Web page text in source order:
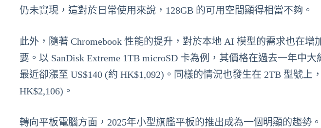
仍未實現，這對於日常使用來說，128GB 的可用空間顯得相當不夠。
此外，隨著 Chromebook 性能的提升，對於本地 AI 模型的需求也在
要。以 SanDisk Extreme 1TB microSD 卡為例，其價格在過去一年中大
最近卻漲至 US$140 (約 HK$1,092)。同樣的情況也發生在 2TB 型號上
HK$2,106)。
轉向平板電腦方面，2025年小型旗艦平板的推出成為一個明顯的趨勢